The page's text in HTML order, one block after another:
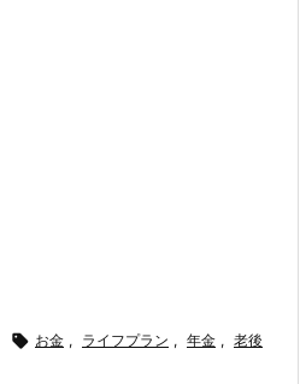
 お金 , ライフプラン , 年金 , 老後